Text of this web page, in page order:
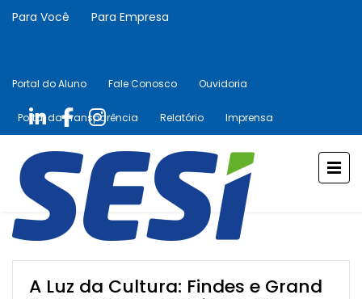
Para Você Para Empresa
Portal do Aluno Fale Conosco Ouvidoria
Portal da Transparência Relatório Imprensa
A Luz da Cultura: Findes e Grand